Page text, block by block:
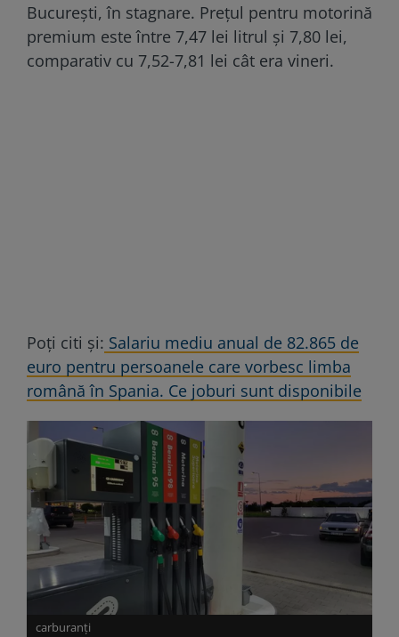
București, în stagnare. Prețul pentru motorină
premium este între 7,47 lei litrul şi 7,80 lei,
comparativ cu 7,52-7,81 lei cât era vineri.
Poți citi și: Salariu mediu anual de 82.865 de
euro pentru persoanele care vorbesc limba
română în Spania. Ce joburi sunt disponibile
carburanți